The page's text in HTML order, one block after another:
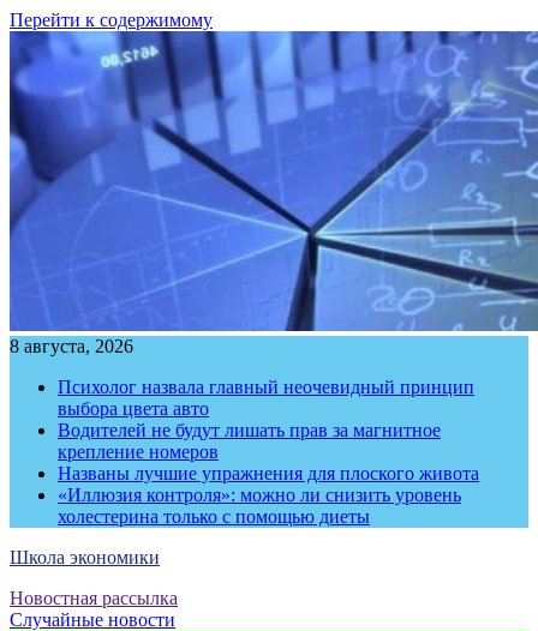
Перейти к содержимому
8 августа, 2026
Психолог назвала главный неочевидный принцип
выбора цвета авто
Водителей не будут лишать прав за магнитное
крепление номеров
Названы лучшие упражнения для плоского живота
«Иллюзия контроля»: можно ли снизить уровень
холестерина только с помощью диеты
Школа экономики
Новостная рассылка
Случайные новости